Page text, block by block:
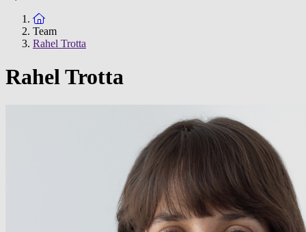
Zur Startseite
Team
Rahel Trotta
Rahel Trotta